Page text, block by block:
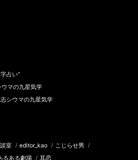
占い”
ウマの九星気学
シウマの九星気学
室 / editor_kao / こじらせ男 /
るある劇場 / 耳恋